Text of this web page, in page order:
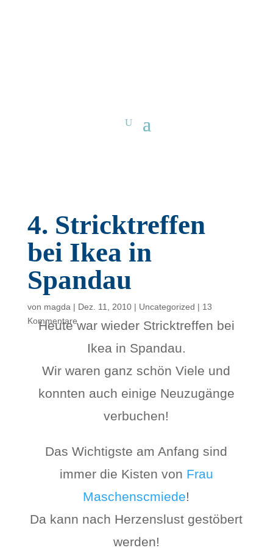
4. Stricktreffen
bei Ikea in
Spandau
von magda | Dez. 11, 2010| Uncategorized | 13
Kommentare
Heute war wieder Stricktreffen bei
Ikea in Spandau.
Wir waren ganz schön Viele und
konnten auch einige Neuzugänge
verbuchen!
Das Wichtigste am Anfang sind
immer die Kisten von Frau
Maschenscmiede!
Da kann nach Herzenslust gestöbert
werden!